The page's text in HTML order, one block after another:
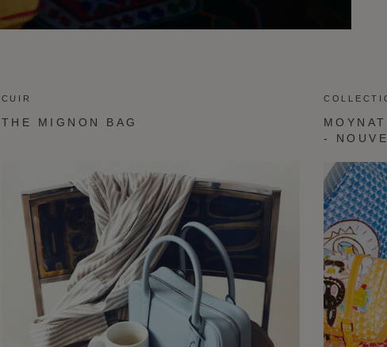
CUIR
THE MIGNON BAG
-